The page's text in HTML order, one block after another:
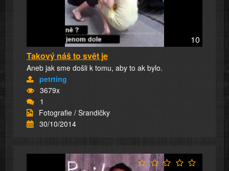
10
Takový náš to svět je
Aneb jak sme došli k tomu, aby to ak bylo.
petrting
3679x
1
Fotografie / Srandičky
30/10/2014